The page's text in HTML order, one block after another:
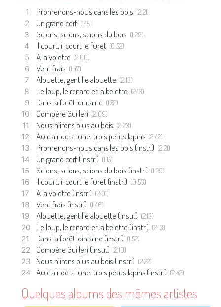
Promenons-nous dans les bois (2:21)
Un grand cerf (1:15)
Scions, scions, scions du bois (1:29)
Il court, il court le furet (0:52)
A la volette (2:00)
Vent frais (1:47)
Alouette, gentille alouette (2:13)
Le loup, le renard et la belette (2:13)
Dans la forêt lointaine (1:52)
Compère Guilleri (2:09)
Nous n’irons plus au bois (2:23)
Au clair de la lune, trois petits lapins (2:42)
Promenons-nous dans les bois (instr.) (2:21)
Un grand cerf (instr.) (1:15)
Scions, scions, scions du bois (instr.) (1:29)
Il court, il court le furet (instr.) (0:53)
A la volette (instr.) (2:01)
Vent frais (instr.) (1:46)
Alouette, gentille alouette (instr.) (2:13)
Le loup, le renard et la belette (instr.) (2:13)
Dans la forêt lointaine (instr.) (1:52)
Compère Guilleri (instr.) (2:10)
Nous n’irons plus au bois (instr.) (2:22)
Au clair de la lune, trois petits lapins (instr.) (2:42)
Quelques albums des mêmes artistes